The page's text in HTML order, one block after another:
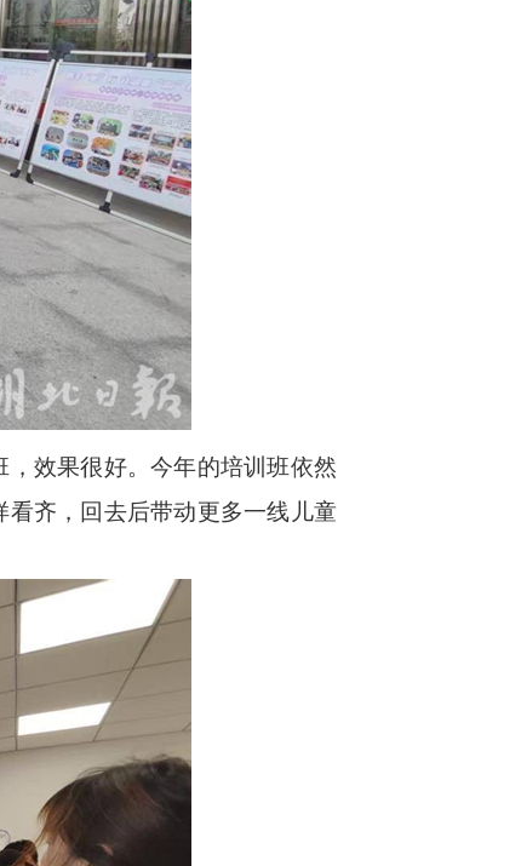
效果很好。今年的培训班依然
齐，回去后带动更多一线儿童